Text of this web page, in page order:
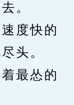
。
度快的
头。
最怂的